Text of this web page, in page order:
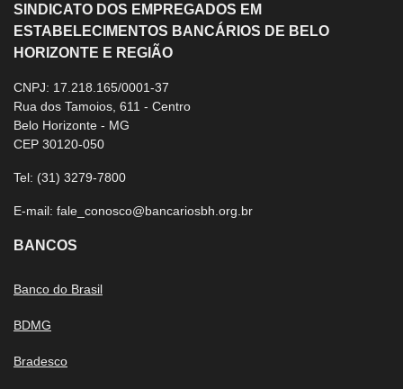
SINDICATO DOS EMPREGADOS EM
ESTABELECIMENTOS BANCÁRIOS DE BELO
HORIZONTE E REGIÃO
CNPJ: 17.218.165/0001-37
Rua dos Tamoios, 611 - Centro
Belo Horizonte - MG
CEP 30120-050
Tel: (31) 3279-7800
E-mail: fale_conosco@bancariosbh.org.br
BANCOS
Banco do Brasil
BDMG
Bradesco